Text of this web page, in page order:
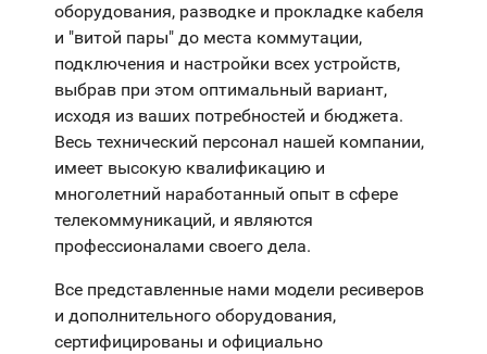
оборудования, разводке и прокладке кабеля
и "витой пары" до места коммутации,
подключения и настройки всех устройств,
выбрав при этом оптимальный вариант,
исходя из ваших потребностей и бюджета.
Весь технический персонал нашей компании,
имеет высокую квалификацию и
многолетний наработанный опыт в сфере
телекоммуникаций, и являются
профессионалами своего дела.
Все представленные нами модели ресиверов
и дополнительного оборудования,
сертифицированы и официально